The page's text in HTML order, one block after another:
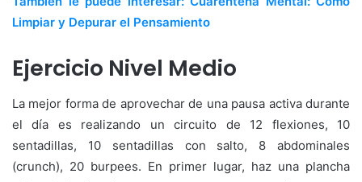
Limpiar y Depurar el Pensamiento
Ejercicio Nivel Medio
La mejor forma de aprovechar de una pausa activa durante
el día es realizando un circuito de 12 flexiones, 10
sentadillas, 10 sentadillas con salto, 8 abdominales
(crunch), 20 burpees. En primer lugar, haz una plancha